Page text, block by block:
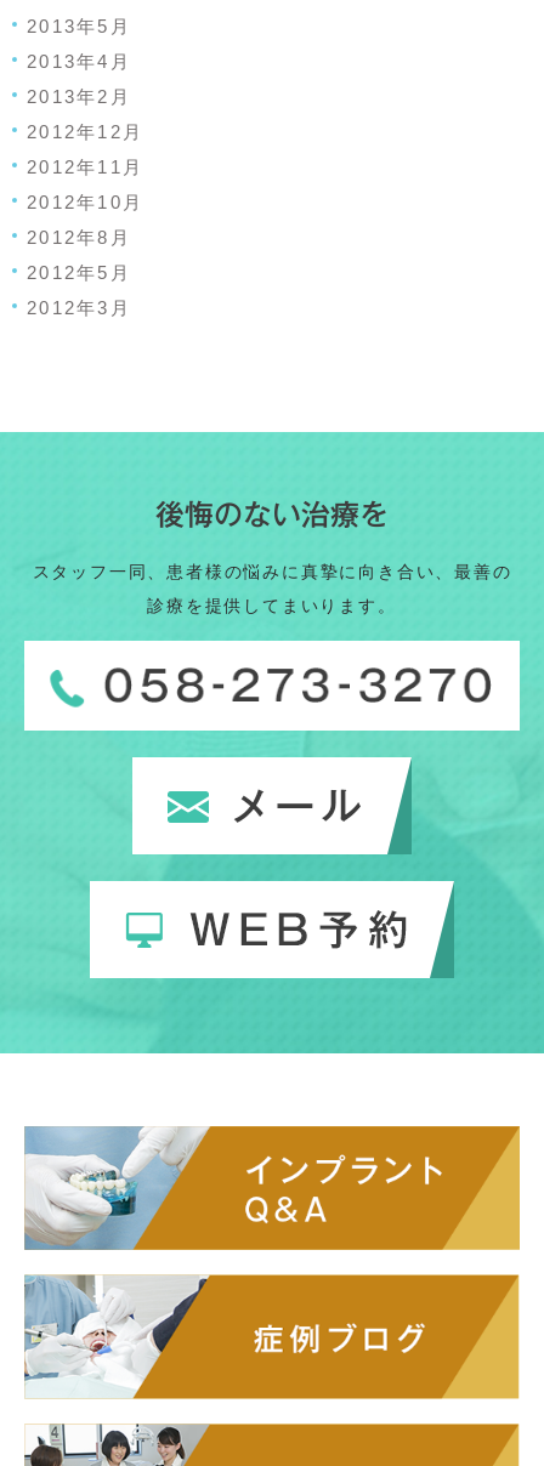
2013年5月
2013年4月
2013年2月
2012年12月
2012年11月
2012年10月
2012年8月
2012年5月
2012年3月
後悔のない治療を
スタッフ一同、患者様の悩みに真摯に向き合い、最善の
診療を提供してまいります。